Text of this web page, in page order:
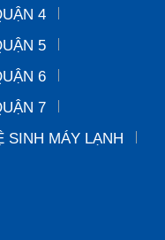
4
5
6
7
SINH MÁY LẠNH